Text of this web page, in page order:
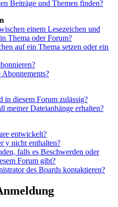
Beiträge und Themen finden?
einem Lesezeichen und
Thema oder Forum?
auf ein Thema setzen oder ein
in diesem Forum zulässig?
meiner Dateianhänge erhalten?
entwickelt?
y nicht enthalten?
falls es Beschwerden oder
Forum gibt?
des Boards kontaktieren?